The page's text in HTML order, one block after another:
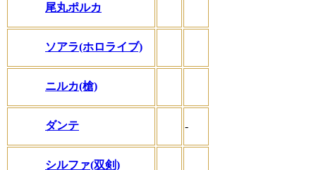
尾丸ポルカ
ソアラ(ホロライブ)
ニルカ(槍)
ダンテ -
シルファ(双剣)